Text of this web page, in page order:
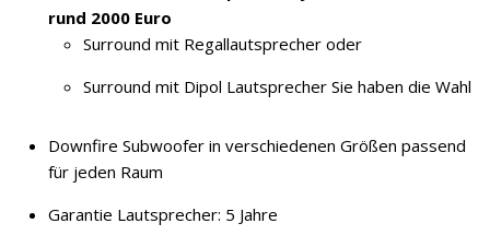
rund 2000 Euro
Surround mit Regallautsprecher oder
Surround mit Dipol Lautsprecher Sie haben die Wahl
Downfire Subwoofer in verschiedenen Größen passend
für jeden Raum
Garantie Lautsprecher: 5 Jahre